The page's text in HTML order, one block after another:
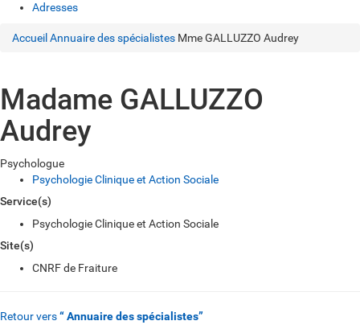
Adresses
Accueil Annuaire des spécialistes Mme GALLUZZO Audrey
Madame GALLUZZO
Audrey
Psychologue
Psychologie Clinique et Action Sociale
Service(s)
Psychologie Clinique et Action Sociale
Site(s)
CNRF de Fraiture
Retour vers“ Annuaire des spécialistes”